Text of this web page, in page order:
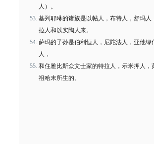
人）。
基列耶琳的诸族是以帖人，布特人，舒玛
拉人和以实陶人来。
萨玛的子孙是伯利恒人，尼陀法人，亚他
人，
和住雅比斯众文士家的特拉人，示米押人
祖哈末所生的。